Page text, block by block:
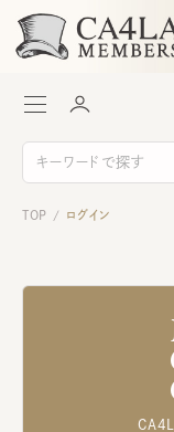
TOP / ログイン